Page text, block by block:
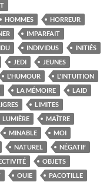
HOMMES
HORREUR
IMPARFAIT
INDIVIDUS
INITIÉS
JEDI
JEUNES
L'HUMOUR
L'INTUITION
LA MÉMOIRE
LAID
LIMITES
LUMIÈRE
MAÎTRE
MINABLE
MOI
NATUREL
NÉGATIF
OBJETS
OUIE
PACOTILLE